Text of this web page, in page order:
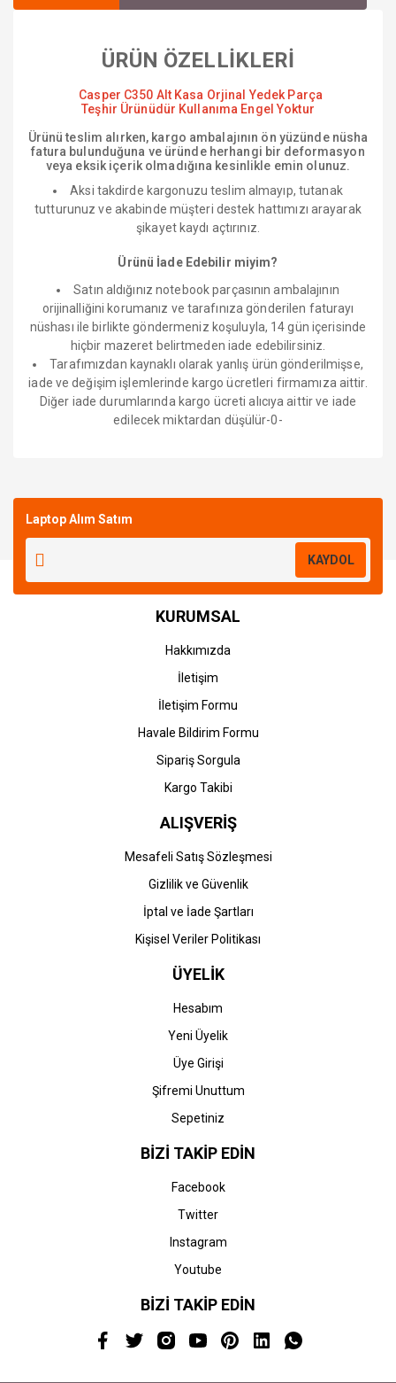
ÜRÜN ÖZELLİKLERİ
Casper C350 Alt Kasa Orjinal Yedek Parça
Teşhir Ürünüdür Kullanıma Engel Yoktur
Ürünü teslim alırken, kargo ambalajının ön yüzünde nüsha
fatura bulunduğuna ve üründe herhangi bir deformasyon
veya eksik içerik olmadığına kesinlikle emin olunuz.
Aksi takdirde kargonuzu teslim almayıp, tutanak
tutturunuz ve akabinde müşteri destek hattımızı arayarak
şikayet kaydı açtırınız.
Ürünü İade Edebilir miyim?
Satın aldığınız notebook parçasının ambalajının
orijinalliğini korumanız ve tarafınıza gönderilen faturayı
nüshası ile birlikte göndermeniz koşuluyla, 14 gün içerisinde
hiçbir mazeret belirtmeden iade edebilirsiniz.
Tarafımızdan kaynaklı olarak yanlış ürün gönderilmişse,
iade ve değişim işlemlerinde kargo ücretleri firmamıza aittir.
Diğer iade durumlarında kargo ücreti alıcıya aittir ve iade
edilecek miktardan düşülür-0-
Laptop Alım Satım
KAYDOL
KURUMSAL
Hakkımızda
İletişim
İletişim Formu
Havale Bildirim Formu
Sipariş Sorgula
Kargo Takibi
ALIŞVERİŞ
Mesafeli Satış Sözleşmesi
Gizlilik ve Güvenlik
İptal ve İade Şartları
Kişisel Veriler Politikası
ÜYELİK
Hesabım
Yeni Üyelik
Üye Girişi
Şifremi Unuttum
Sepetiniz
BİZİ TAKİP EDİN
Facebook
Twitter
Instagram
Youtube
BİZİ TAKİP EDİN